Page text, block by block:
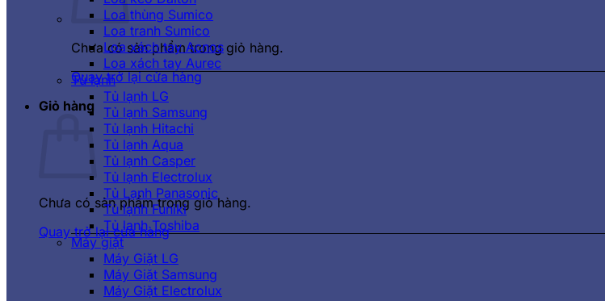
Chưa có sản phẩm trong giỏ hàng.
Quay trở lại cửa hàng
Giỏ hàng
Chưa có sản phẩm trong giỏ hàng.
Quay trở lại cửa hàng
Loa thùng Sumico
Loa tranh Sumico
Loa xách tay Acnos
Loa xách tay Aurec
Tủ lạnh
Tủ lạnh LG
Tủ lạnh Samsung
Tủ lạnh Hitachi
Tủ lạnh Aqua
Tủ lạnh Casper
Tủ lạnh Electrolux
Tủ Lạnh Panasonic
Tủ lạnh Funiki
Tủ lạnh Toshiba
Máy giặt
Máy Giặt LG
Máy Giặt Samsung
Máy Giặt Electrolux